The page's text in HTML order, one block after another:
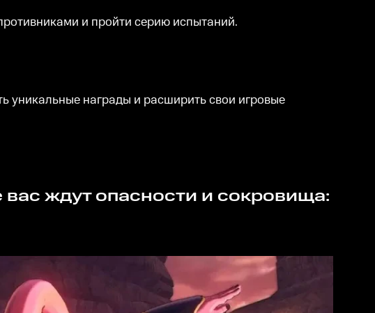
и пройти серию испытаний.
уникальные награды и расширить свои игровые
вас ждут опасности и сокровища: